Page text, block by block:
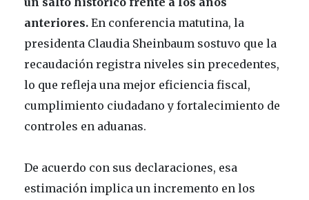
anteriores. En conferencia matutina, la
presidenta Claudia Sheinbaum sostuvo que la
recaudación registra niveles sin precedentes,
lo que refleja una mejor eficiencia fiscal,
cumplimiento ciudadano y fortalecimiento de
controles en aduanas.
De acuerdo con sus declaraciones, esa
estimación implica un incremento en los